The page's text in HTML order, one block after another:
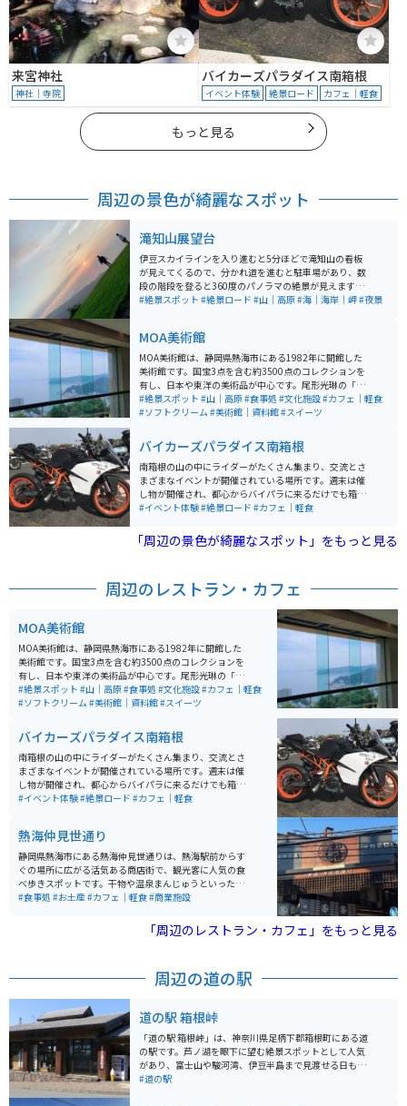
来宮神社
神社｜寺院
バイカーズパラダイス南箱根
イベント体験 絶景ロード カフェ｜軽食
もっと見る
周辺の景色が綺麗なスポット
滝知山展望台
伊豆スカイラインを入り進むと5分ほどで滝知山の看板
が見えてくるので、分かれ道を進むと駐車場があり、数
段の階段を登ると360度のパノラマの絶景が見えます。
熱海はもちろん、沼津の町や駿河湾を見下ろすことがで
#絶景スポット #絶景ロード #山｜高原#海｜海岸｜岬#夜景
MOA美術館
MOA美術館は、静岡県熱海市にある1982年に開館した
美術館です。国宝3点を含む約3500点のコレクションを
有し、日本や東洋の美術品が中心です。尾形光琳の「紅
白梅図屏風」や野々村仁清の茶器などが展示されていま
す。美術館内には、能楽堂や茶室もあり、伝統文化を堪
の海を一望でき、景色も楽しむことができます。館内の
レストランでは地元の食材を使用した料理が楽しめま
す。アクセスも良好で、熱海駅から車で約10分の場所に
あります。
#絶景スポット #山｜高原#食事処 #文化施設#カフェ｜軽食
#ソフトクリーム#美術館｜資料館#スイーツ
バイカーズパラダイス南箱根
南箱根の山の中にライダーがたくさん集まり、交流とさ
まざまなイベントが開催されている場所です。週末は催
し物が開催され、都心からバイパラに来るだけでも箱根
の山道を気持ちよく走れるツーリングスポットです。 た
し、随時新しいバイク展示車両があるので跨りにくるも
よし。車で来てバイクレンタルで箱根の山々をツーリン
#イベント体験#絶景ロード #カフェ｜軽食
「周辺の景色が綺麗なスポット」をもっと見る
周辺のレストラン・カフェ
MOA美術館
MOA美術館は、静岡県熱海市にある1982年に開館した
美術館です。国宝3点を含む約3500点のコレクションを
有し、日本や東洋の美術品が中心です。尾形光琳の「紅
白梅図屏風」や野々村仁清の茶器などが展示されていま
す。美術館内には、能楽堂や茶室もあり、伝統文化を堪
の海を一望でき、景色も楽しむことができます。館内の
レストランでは地元の食材を使用した料理が楽しめま
す。アクセスも良好で、熱海駅から車で約10分の場所に
あります。
#絶景スポット #山｜高原#食事処 #文化施設#カフェ｜軽食
#ソフトクリーム#美術館｜資料館#スイーツ
バイカーズパラダイス南箱根
南箱根の山の中にライダーがたくさん集まり、交流とさ
まざまなイベントが開催されている場所です。週末は催
し物が開催され、都心からバイパラに来るだけでも箱根
の山道を気持ちよく走れるツーリングスポットです。 た
よし。車で来てバイクレンタルで箱根の山々をツーリン
グするもよし。団体でツーリングした時の拠点とするも
よし。バイカーにとってのまさにパラダイスです。
#イベント体験#絶景ロード #カフェ｜軽食
熱海仲見世通り
静岡県熱海市にある熱海仲見世通りは、熱海駅前からす
ぐの場所に広がる活気ある商店街で、観光客に人気の食
べ歩きスポットです。干物や温泉まんじゅうといった定
番土産から、海鮮グルメやスイーツまで幅広い店舗が並
があるため天候に左右されにくく、気軽に立ち寄れるの
も魅力です。温泉街らしいレトロな雰囲気も残り、散策
を利用するのがおすすめ。ツーリングの合間に立ち寄
#食事処 #お土産#カフェ｜軽食#商業施設
「周辺のレストラン・カフェ」をもっと見る
周辺の道の駅
道の駅 箱根峠
「道の駅 箱根峠」は、神奈川県足柄下郡箱根町にある道
の駅です。芦ノ湖を眼下に望む絶景スポットとして人気
があり、富士山や駿河湾、伊豆半島まで見渡せる日もあ
ります。 駅内には、地元の食材を使った食事処や、箱根
#道の駅